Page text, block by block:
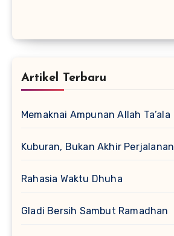
Artikel Terbaru
Memaknai Ampunan Allah Ta’ala
Kuburan, Bukan Akhir Perjalanan
Rahasia Waktu Dhuha
Gladi Bersih Sambut Ramadhan